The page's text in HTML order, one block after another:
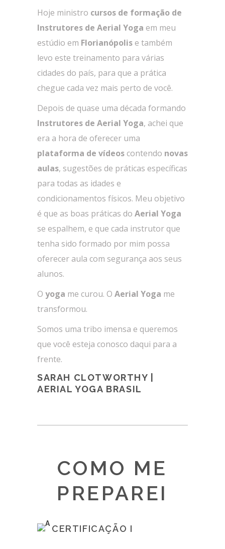
Hoje ministro cursos de formação de
Instrutores de Aerial Yoga em meu
estúdio em Florianópolis e também
levo este treinamento para várias
cidades do país, para que a prática
chegue cada vez mais perto de você.
Depois de quase uma década formando
Instrutores de Aerial Yoga, achei que
era a hora de oferecer uma
plataforma de vídeos contendo novas
aulas, sugestões de práticas específicas
para todas as idades e
condicionamentos físicos. Meu objetivo
é que as boas práticas do Aerial Yoga
se espalhem, e que cada instrutor que
tenha sido formado por mim possa
oferecer aula com segurança aos seus
alunos.
O yoga me curou. O Aerial Yoga me
transformou.
Somos uma tribo imensa e queremos
que você esteja conosco daqui para a
frente.
SARAH CLOTWORTHY |
AERIAL YOGA BRASIL
COMO ME
PREPAREI
CERTIFICAÇÃO I